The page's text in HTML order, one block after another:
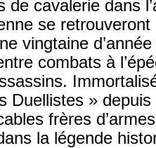
de cavalerie dans
se retrouveront
vingtaine
combats à
Duellistes »
frères
la légende